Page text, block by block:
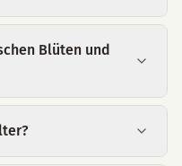
Blüten und